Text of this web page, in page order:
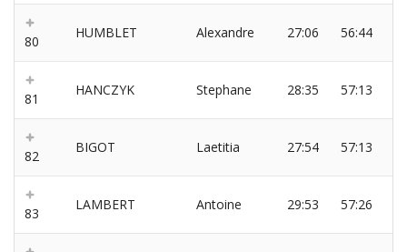
80
HUMBLET Alexandre 27:06 56:44
81
HANCZYK Stephane 28:35 57:13
82
BIGOT Laetitia 27:54 57:13
83
LAMBERT Antoine 29:53 57:26